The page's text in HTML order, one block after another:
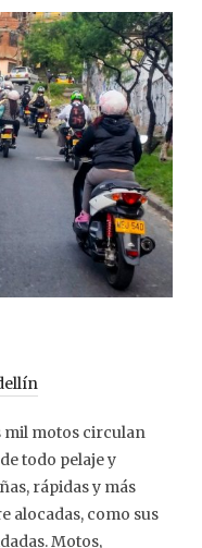
mil motos circulan
todo pelaje y
rápidas y más
alocadas, como sus
Motos,